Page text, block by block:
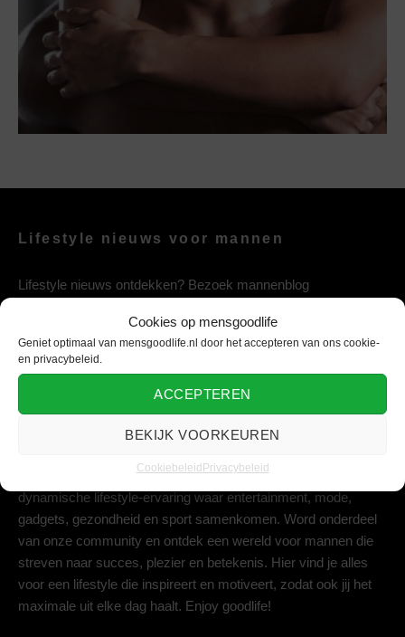
Cookies op mensgoodlife
Geniet optimaal van mensgoodlife.nl door het accepteren van ons cookie-
en privacybeleid.
ACCEPTEREN
BEKIJK VOORKEUREN
Cookiebeleid Privacybeleid
Lifestyle nieuws voor mannen
Lifestyle nieuws ontdekken? Bezoek mannenblog
entertainment, mode, gezondheid, gadgets en sport.
Lifestyle platform voor de moderne man
voor dagelijkse inspiratie. Laat je meeslepen in een
dynamische lifestyle-ervaring waar entertainment, mode,
gadgets, gezondheid en sport samenkomen. Word onderdeel
van onze community en ontdek een wereld voor mannen die
streven naar succes, plezier en betekenis. Hier vind je alles
voor een lifestyle die inspireert en motiveert, zodat ook jij het
maximale uit elke dag haalt. Enjoy goodlife!